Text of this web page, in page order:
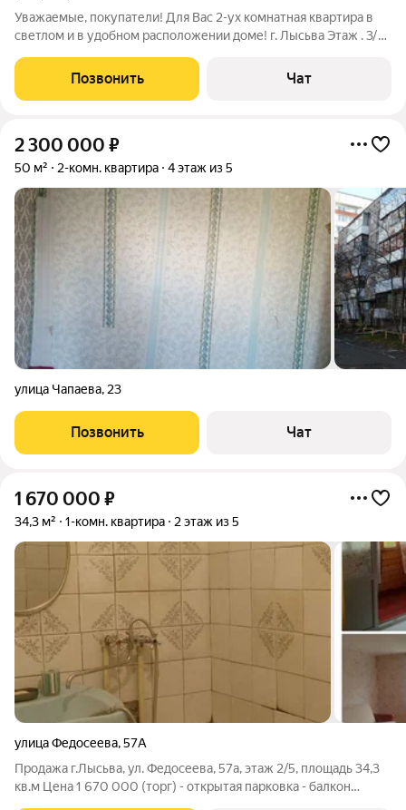
Уважаемые, покупатели! Для Вас 2-ух комнатная квартира в
светлом и в удобном расположении доме! г. Лысьва Этаж . 3/5,
собственника! В шаговой
Позвонить Чат
2 300 000 ₽
50 м² 2-комн. квартира 4 этаж из 5
улица Чапаева, 23
Позвонить Чат
1 670 000 ₽
34,3 м² 1-комн. квартира 2 этаж из 5
улица Федосеева,57А
Продажа г.Лысьва, ул. Федосеева, 57а, этаж 2/5, площадь 34,3
кв.м Цена 1 670 000 (торг) - открытая парковка - балкон